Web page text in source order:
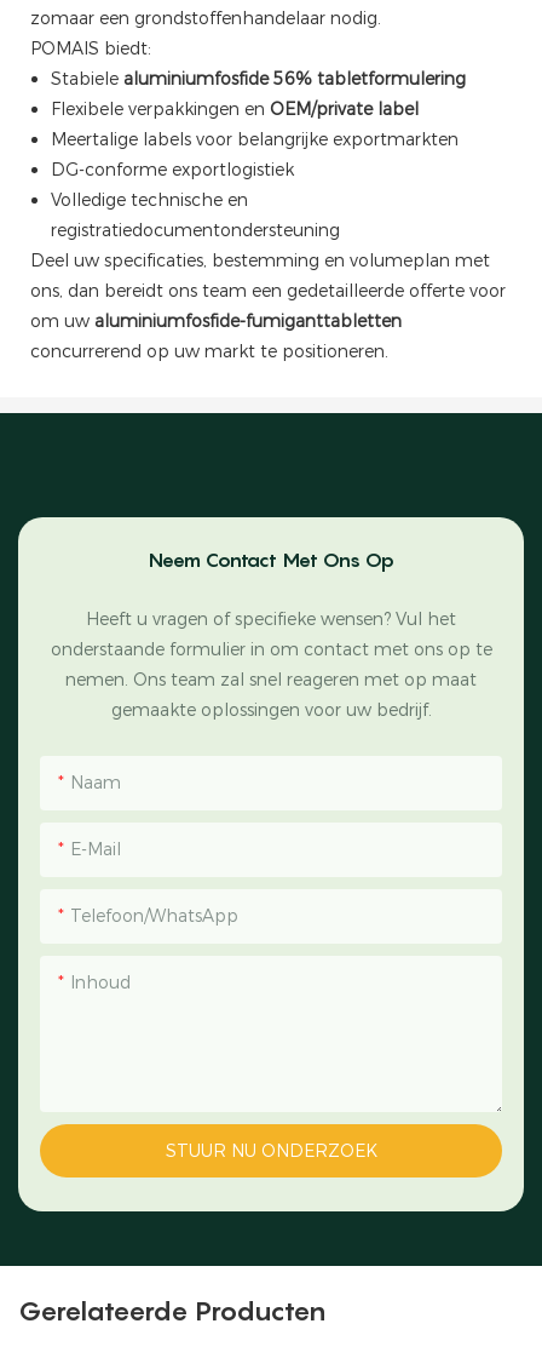
zomaar een grondstoffenhandelaar nodig.
POMAIS biedt:
Stabiele aluminiumfosfide 56% tabletformulering
Flexibele verpakkingen en OEM/private label
Meertalige labels voor belangrijke exportmarkten
DG-conforme exportlogistiek
Volledige technische en
registratiedocumentondersteuning
Deel uw specificaties, bestemming en volumeplan met
ons, dan bereidt ons team een ​​gedetailleerde offerte voor
om uw aluminiumfosfide-fumiganttabletten
concurrerend op uw markt te positioneren.
Neem Contact Met Ons Op
Heeft u vragen of specifieke wensen? Vul het
onderstaande formulier in om contact met ons op te
nemen. Ons team zal snel reageren met op maat
gemaakte oplossingen voor uw bedrijf.
Naam
E-Mail
Telefoon/WhatsApp
Inhoud
STUUR NU ONDERZOEK
Gerelateerde Producten